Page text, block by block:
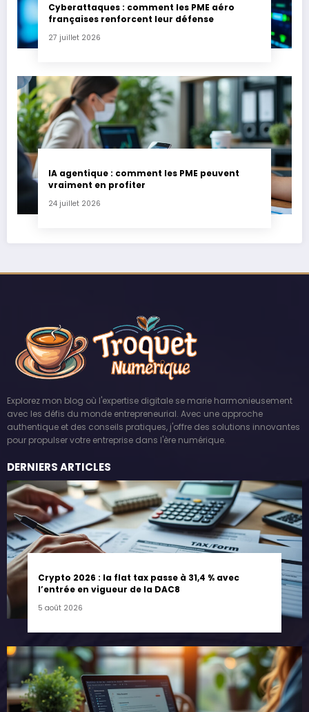
Cyberattaques : comment les PME aéro
françaises renforcent leur défense
27 juillet 2026
IA agentique : comment les PME peuvent
vraiment en profiter
24 juillet 2026
Explorez mon blog où l'expertise digitale se marie harmonieusement
avec les défis du monde entrepreneurial. Avec une approche
authentique et des conseils pratiques, j'offre des solutions innovantes
pour propulser votre entreprise dans l'ère numérique.
DERNIERS ARTICLES
Crypto 2026 : la flat tax passe à 31,4 % avec
l’entrée en vigueur de la DAC8
5 août 2026